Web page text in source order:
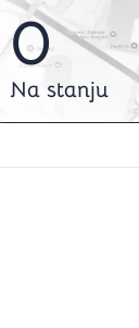
0
Na stanju